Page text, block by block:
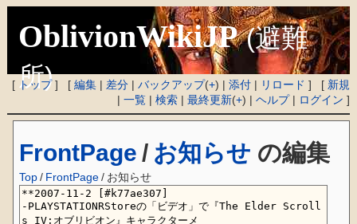
OblivionWikiJP (避難
所)
[ トップ] [編集 | 差分 |バックアップ(+) |添付 | リロード ] [ 新規
|一覧 |検索 |最終更新(+) |ヘルプ| ログイン ]
FrontPage / お知らせ の編集
Top / FrontPage/ お知らせ